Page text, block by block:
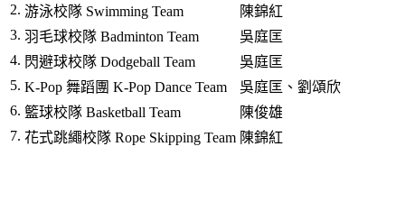
2. 游泳校隊 Swimming Team
陳錦紅
3. 羽毛球校隊 Badminton Team
吳庭匡
4. 閃避球校隊 Dodgeball Team
吳庭匡
5. K-Pop 舞蹈團 K-Pop Dance Team
吳庭匡、劉頌欣
6. 籃球校隊 Basketball Team
陳俊雄
7. 花式跳繩校隊 Rope Skipping Team 陳錦紅